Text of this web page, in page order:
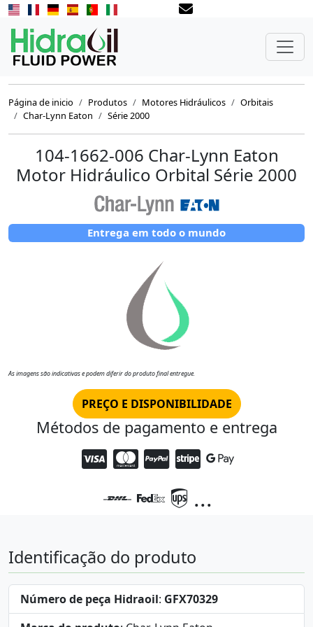
Página de inicio Produtos Motores Hidráulicos
Orbitais
Char-Lynn Eaton
Série 2000
104-1662-006 Char-Lynn Eaton
Motor Hidráulico Orbital Série 2000
Entrega em todo o mundo
As imagens são indicativas e podem diferir do produto final entregue.
PREÇO E DISPONIBILIDADE
Métodos de pagamento e entrega
...
Identificação do produto
Número de peça Hidraoil: GFX70329